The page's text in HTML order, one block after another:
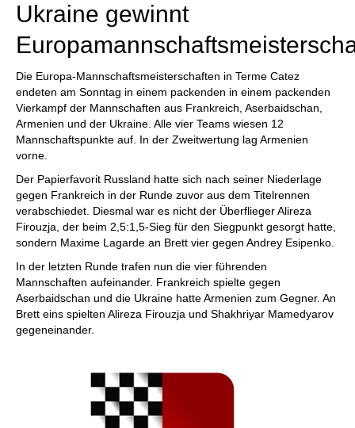
Ukraine gewinnt
Die Europa-Mannschaftsmeisterschaften in Terme Catez
endeten am Sonntag in einem packenden in einem packenden
Vierkampf der Mannschaften aus Frankreich, Aserbaidschan,
Armenien und der Ukraine. Alle vier Teams wiesen 12
Mannschaftspunkte auf. In der Zweitwertung lag Armenien
vorne.
Der Papierfavorit Russland hatte sich nach seiner Niederlage
gegen Frankreich in der Runde zuvor aus dem Titelrennen
verabschiedet. Diesmal war es nicht der Überflieger Alireza
Firouzja, der beim 2,5:1,5-Sieg für den Siegpunkt gesorgt hatte,
sondern Maxime Lagarde an Brett vier gegen Andrey Esipenko.
In der letzten Runde trafen nun die vier führenden
Mannschaften aufeinander. Frankreich spielte gegen
Aserbaidschan und die Ukraine hatte Armenien zum Gegner. An
Brett eins spielten Alireza Firouzja und Shakhriyar Mamedyarov
gegeneinander.